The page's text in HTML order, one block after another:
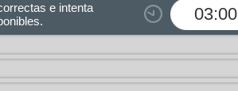
03:00
e intenta